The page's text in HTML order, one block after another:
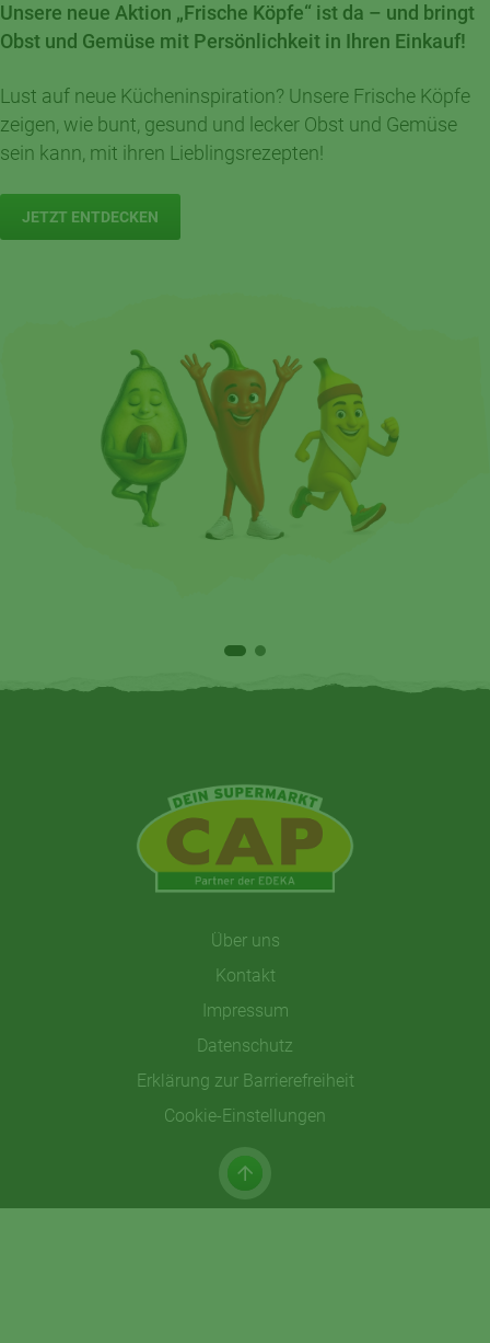
Unsere neue Aktion „Frische Köpfe“ ist da – und bringt
Obst und Gemüse mit Persönlichkeit in Ihren Einkauf!
Lust auf neue Kücheninspiration? Unsere Frische Köpfe
zeigen, wie bunt, gesund und lecker Obst und Gemüse
sein kann, mit ihren Lieblingsrezepten!
JETZT ENTDECKEN
Über uns
Kontakt
Impressum
Datenschutz
Erklärung zur Barrierefreiheit
Cookie-Einstellungen